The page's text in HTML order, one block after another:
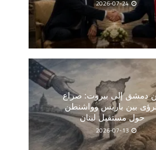
2026-07-24
دمشق إلى بيروت: صراع
بين باريس وواشنطن
حول مستقبل لبنان
2026-07-13